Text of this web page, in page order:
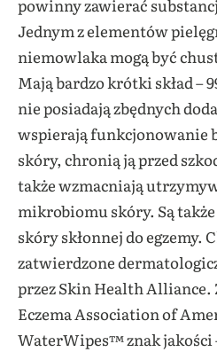
powinny zawierać
Jednym z elementów
niemowlaka mogą być
Mają bardzo krótki skład –
nie posiadają zbędnych
wspierają funkcjonowanie
skóry, chronią ją przed
także wzmacniają
mikrobiomu skóry. Są
skóry skłonnej do egzemy.
zatwierdzone
przez Skin Health
Eczema Association of
WaterWipes™ znak jakości